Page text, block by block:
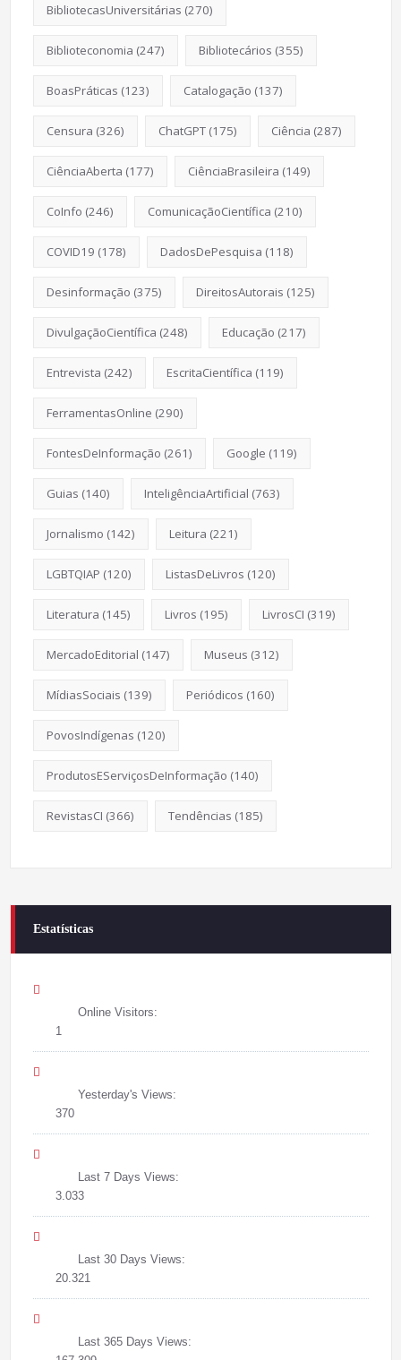
BibliotecasUniversitárias (270)
Biblioteconomia (247) Bibliotecários (355)
BoasPráticas (123) Catalogação (137)
Censura (326) ChatGPT(175) Ciência (287)
CiênciaAberta (177) CiênciaBrasileira (149)
CoInfo (246) ComunicaçãoCientífica (210)
COVID19 (178) DadosDePesquisa (118)
Desinformação (375) DireitosAutorais (125)
DivulgaçãoCientífica (248) Educação (217)
Entrevista (242) EscritaCientífica (119)
FerramentasOnline (290)
FontesDeInformação (261) Google (119)
Guias (140) InteligênciaArtificial (763)
Jornalismo (142) Leitura (221)
LGBTQIAP (120) ListasDeLivros (120)
Literatura (145) Livros (195) LivrosCI (319)
MercadoEditorial (147) Museus (312)
MídiasSociais (139) Periódicos (160)
PovosIndígenas (120)
ProdutosEServiçosDeInformação (140)
RevistasCI (366) Tendências (185)
Estatísticas
Online Visitors:
1
Yesterday's Views:
370
Last 7 Days Views:
3.033
Last 30 Days Views:
20.321
Last 365 Days Views: